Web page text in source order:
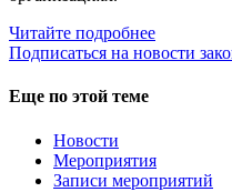
Читайте подробнее
Подписаться на новости
Еще по этой теме
Новости
Мероприятия
Записи мероприятий